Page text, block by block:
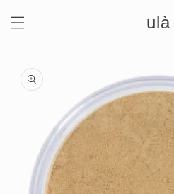
naar de
content
ulà
Ga direct naar
productinformatie